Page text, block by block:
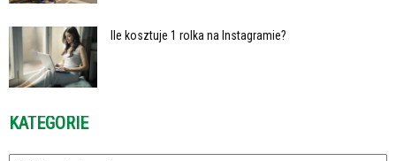
Ile kosztuje 1 rolka na Instagramie?
KATEGORIE
Kategorie